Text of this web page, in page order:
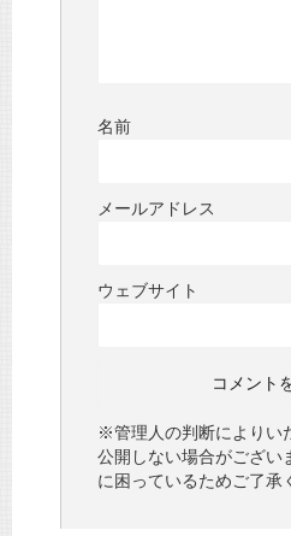
名前
メールアドレス
ウェブサイト
※管理人の判断によりい
公開しない場合がござい
に困っているためご了承